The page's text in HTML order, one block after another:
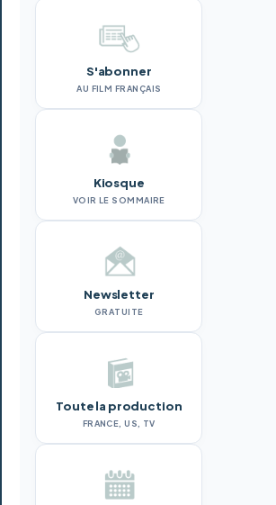
S'abonner
AU FILM FRANÇAIS
Kiosque
VOIR LE SOMMAIRE
Newsletter
GRATUITE
Toute la production
FRANCE, US, TV